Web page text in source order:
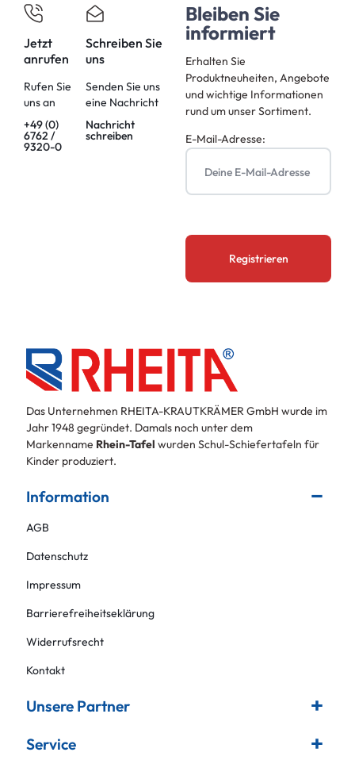
Jetzt
anrufen
Rufen Sie
uns an
+49 (0)
6762 /
9320-0
Schreiben Sie
uns
Senden Sie uns
eine Nachricht
Nachricht
schreiben
Bleiben Sie
informiert
Erhalten Sie
Produktneuheiten, Angebote
und wichtige Informationen
rund um unser Sortiment.
E-Mail-Adresse:
Das Unternehmen RHEITA-KRAUTKRÄMER GmbH wurde im
Jahr 1948 gegründet. Damals noch unter dem
Markenname Rhein-Tafel wurden Schul-Schiefertafeln für
Kinder produziert.
Information
AGB
Datenschutz
Impressum
Barrierefreiheitseklärung
Widerrufsrecht
Kontakt
Unsere Partner
Service